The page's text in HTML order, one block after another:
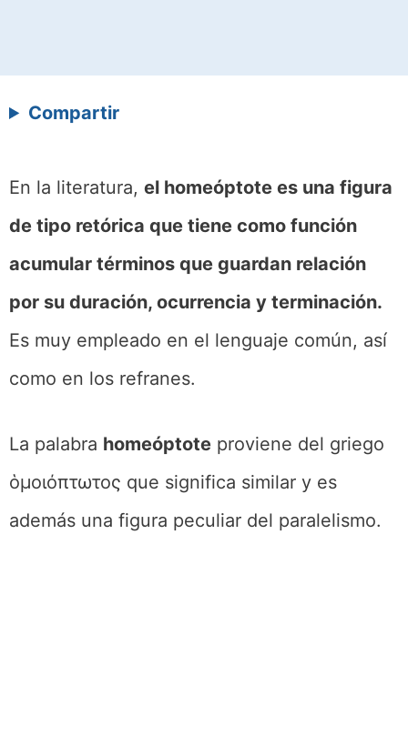
Compartir
En la literatura, el homeóptote es una figura
de tipo retórica que tiene como función
acumular términos que guardan relación
por su duración, ocurrencia y terminación.
Es muy empleado en el lenguaje común, así
como en los refranes.
La palabra homeóptote proviene del griego
ὁμοιόπτωτος que significa similar y es
además una figura peculiar del paralelismo.